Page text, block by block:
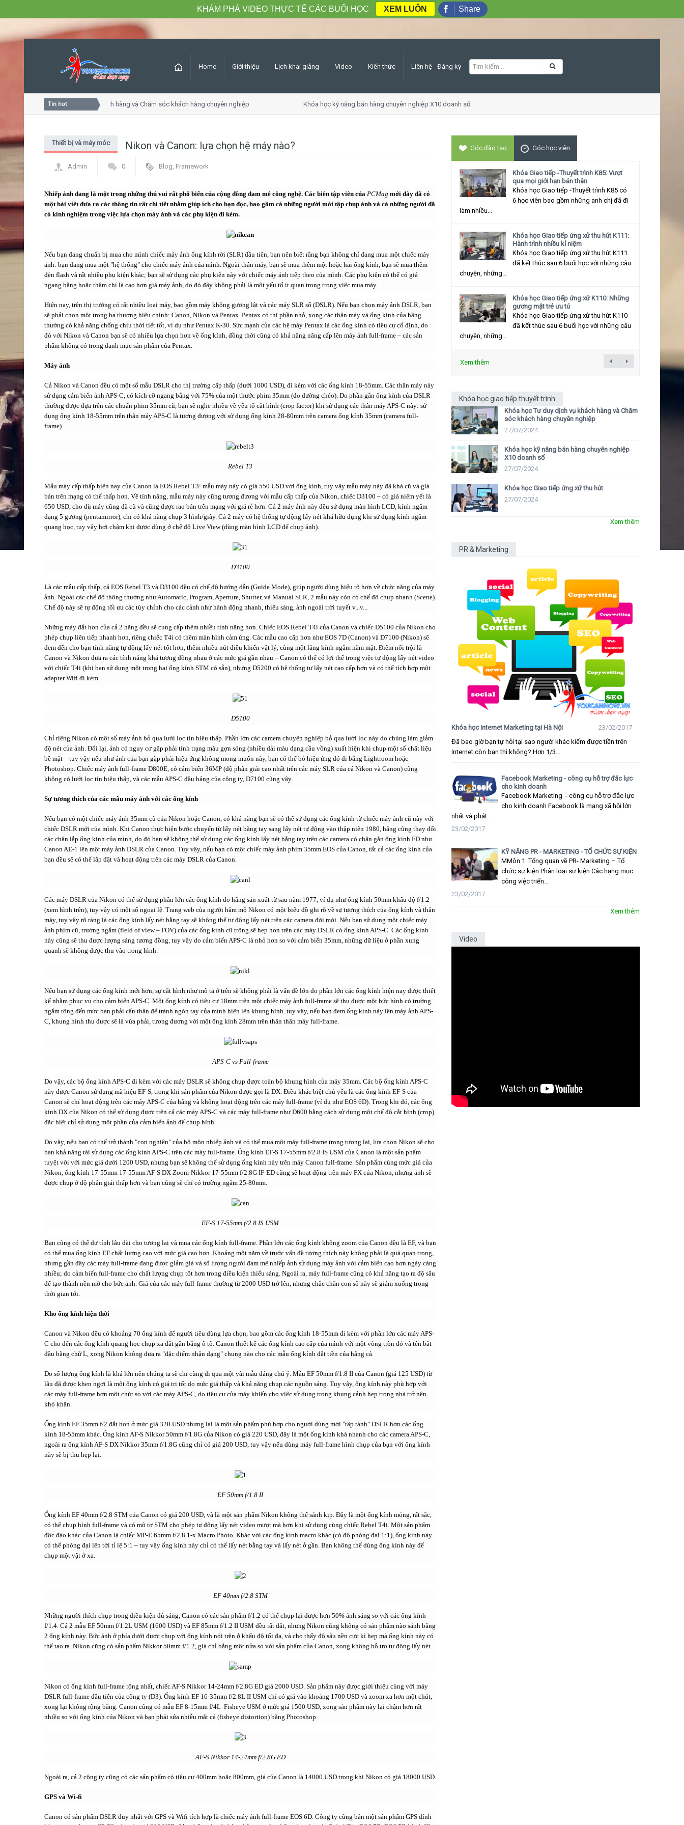
Home Giới thiệu Lịch khai giảng Video Kiến thức Liên hệ - Đăng ký
Tin hot
Khóa học Tư duy dịch vụ khách hàng và Chăm sóc khách hàng chuyên nghiệp Khóa học kỹ năng bán hàng chuyên nghiệp X10 doanh số
Nikon và Canon: lựa chọn hệ máy nào?
Thiết bị và máy móc
Admin 0 Blog, Framework
Nhiếp ảnh đang là một trong những thú vui rất phổ biến của cộng đồng đam mê công nghệ. Các biên tập viên của PCMag mới đây đã có
một bài viết đưa ra các thông tin rất chi tiết nhằm giúp ích cho bạn đọc, bao gồm cả những người mới tập chụp ảnh và cả những người đã
có kinh nghiệm trong việc lựa chọn máy ảnh và các phụ kiện đi kèm.
Nếu bạn đang chuẩn bị mua cho mình chiếc máy ảnh ống kính rời (SLR) đầu tiên, bạn nên biết rằng bạn không chỉ đang mua một chiếc máy
ảnh: bạn đang mua một "hệ thống" cho chiếc máy ảnh của mình. Ngoài thân máy, bạn sẽ mua thêm một hoặc hai ống kính, bạn sẽ mua thêm
đèn flash và rất nhiều phụ kiện khác; bạn sẽ sử dụng các phụ kiện này với chiếc máy ảnh tiếp theo của mình. Các phụ kiện có thể có giá
ngang bằng hoặc thậm chí là cao hơn giá máy ảnh, do đó đây không phải là một yếu tố ít quan trọng trong việc mua máy.
Hiện nay, trên thị trường có rất nhiều loại máy, bao gồm máy không gương lật và các máy SLR số (DSLR). Nếu bạn chọn máy ảnh DSLR, bạn
sẽ phải chọn môt trong ba thương hiệu chính: Canon, Nikon và Pentax. Pentax có thị phần nhỏ, xong các thân máy và ống kính của hãng
thường có khả năng chống chịu thời tiết tốt, ví dụ như Pentax K-30. Sức mạnh của các hệ máy Pentax là các ống kính có tiêu cự cố định, do
đó với Nikon và Canon bạn sẽ có nhiều lựa chọn hơn về ống kính, đồng thời cũng có khả năng nâng cấp lên máy ảnh full-frame – các sản
phẩm không có trong danh mục sản phẩm của Pentax.
Máy ảnh
Cả Nikon và Canon đều có một số mẫu DSLR cho thị trường cấp thấp (dưới 1000 USD), đi kèm với các ống kính 18-55mm. Các thân máy này
sử dụng cảm biến ảnh APS-C, có kích cỡ ngang bằng với 75% của một thước phim 35mm (đo đường chéo). Do phần gắn ống kính của DSLR
thường được dựa trên các chuẩn phim 35mm cũ, bạn sẽ nghe nhiều về yếu tố cắt hình (crop factor) khi sử dụng các thân máy APS-C này: sử
dụng ống kính 18-55mm trên thân máy APS-C là tương đương với sử dụng ống kính 28-80mm trên camera ống kính 35mm (camera full-
frame).
Rebel T3
Mẫu máy cấp thấp hiện nay của Canon là EOS Rebel T3: mẫu máy này có giá 550 USD với ống kính, tuy vậy mẫu máy này đã khá cũ và giá
bán trên mạng có thể thấp hơn. Về tính năng, mẫu máy này cũng tương đương với mẫu cấp thấp của Nikon, chiếc D3100 – có giá niêm yết là
650 USD, cho dù máy cũng đã cũ và cũng được rao bán trên mạng với giá rẻ hơn. Cả 2 máy ảnh này đều sử dụng màn hình LCD, kính ngắm
dạng 5 gương (pentamirror), chỉ có khả năng chụp 3 hình/giây. Cả 2 máy có hệ thống tự động lấy nét khá hữu dụng khi sử dụng kính ngắm
quang học, tuy vậy hơi chậm khi được dùng ở chế độ Live View (dùng màn hình LCD để chụp ảnh).
D3100
Là các mẫu cấp thấp, cả EOS Rebel T3 và D3100 đều có chế độ hướng dẫn (Guide Mode), giúp người dùng hiểu rõ hơn về chức năng của máy
ảnh. Ngoài các chế độ thông thường như Automatic, Program, Aperture, Shutter, và Manual SLR, 2 mẫu này còn có chế độ chụp nhanh (Scene).
Chế độ này sẽ tự động tối ưu các tùy chỉnh cho các cảnh như hành động nhanh, thiếu sáng, ảnh ngoài trời tuyết v...v...
Những máy đắt hơn của cả 2 hãng đều sẽ cung cấp thêm nhiều tính năng hơn. Chiếc EOS Rebel T4i của Canon và chiếc D5100 của Nikon cho
phép chụp liên tiếp nhanh hơn, riêng chiếc T4i có thêm màn hình cảm ứng. Các mẫu cao cấp hơn như EOS 7D (Canon) và D7100 (Nikon) sẽ
đem đến cho bạn tính năng tự động lấy nét tốt hơn, thêm nhiều nút điều khiển vật lý, cùng một lăng kính ngắm năm mặt. Điểm nổi trội là
Canon và Nikon đưa ra các tính năng khá tương đồng nhau ở các mức giá gần nhau – Canon có thể có lợi thế trong việc tự động lấy nét video
với chiếc T4i (khi bạn sử dụng một trong hai ống kính STM có sẵn), nhưng D5200 có hệ thống tự lấy nét cao cấp hơn và có thể tích hợp một
adapter Wifi đi kèm.
D5100
Chỉ riêng Nikon có một số máy ảnh bỏ qua lưới lọc tín hiệu thấp. Phần lớn các camera chuyên nghiệp bỏ qua lưới lọc này do chúng làm giảm
độ nét của ảnh. Đổi lại, ảnh có nguy cơ gặp phải tính trạng màu gợn sóng (nhiều dải màu dạng cầu vồng) xuất hiện khi chụp một số chất liệu
bề mặt – tuy vậy nếu như ảnh của bạn gặp phải hiệu ứng không mong muốn này, bạn có thể bỏ hiệu ứng đó đi bằng Lightroom hoặc
Photoshop. Chiếc máy ảnh full-frame D800E, có cảm biến 36MP (độ phân giải cao nhất trên các máy SLR của cả Nikon và Canon) cũng
không có lưới lọc tín hiệu thấp, và các mẫu APS-C đầu bảng của công ty, D7100 cũng vậy.
Sự tương thích của các mẫu máy ảnh với các ống kính
Nếu bạn có một chiếc máy ảnh 35mm cũ của Nikon hoặc Canon, có khả năng bạn sẽ có thể sử dụng các ống kính từ chiếc máy ảnh cũ này với
chiếc DSLR mới của mình. Khi Canon thực hiện bước chuyển từ lấy nét bằng tay sang lấy nét tự động vào thập niên 1980, hãng cũng thay đổi
các chân lắp ống kính của mình, do đó bạn sẽ không thể sử dụng các ống kính lấy nét bằng tay trên các camera có chân gắn ống kính FD như
Canon AE-1 lên một máy ảnh DSLR của Canon. Tuy vậy, nếu bạn có một chiếc máy ảnh phim 35mm EOS của Canon, tất cả các ống kính của
bạn đều sẽ có thể lắp đặt và hoạt động trên các máy DSLR của Canon.
Các máy DSLR của Nikon có thể sử dụng phần lớn các ống kính do hãng sản xuất từ sau năm 1977, ví dụ như ống kính 50mm khẩu độ f/1.2
(xem hình trên), tuy vậy có một số ngoại lệ. Trang web của người hâm mộ Nikon có một biểu đồ ghi rõ về sự tương thích của ống kính và thân
máy, tuy vậy rõ ràng là các ống kính lấy nét bằng tay sẽ không thể tự động lấy nét trên các camera đời mới. Nếu bạn sử dụng một chiếc máy
ảnh phim cũ, trường ngắm (field of view – FOV) của các ống kính cũ trông sẽ hẹp hơn trên các máy DSLR có ống kính APS-C. Các ống kính
này cũng sẽ thu được lượng sáng tương đồng, tuy vậy do cảm biến APS-C là nhỏ hơn so với cảm biến 35mm, những dữ liệu ở phần xung
quanh sẽ không được thu vào trong hình.
Nếu bạn sử dụng các ống kính mới hơn, sự cắt hình như mô tả ở trên sẽ không phải là vấn đề lớn do phần lớn các ống kính hiện nay được thiết
kế nhằm phục vụ cho cảm biến APS-C. Một ống kính có tiêu cự 18mm trên một chiếc máy ảnh full-frame sẽ thu được một bức hình có trường
ngắm rộng đến mức bạn phải cẩn thận để tránh ngón tay của mình hiện lên khung hình. tuy vậy, nếu bạn đem ống kính này lên máy ảnh APS-
C, khung hình thu được sẽ là vừa phải, tương đương với một ống kính 28mm trên thân thân máy full-frame.
APS-C vs Full-frame
Do vậy, các bộ ống kính APS-C đi kèm với các máy DSLR sẽ không chụp được toàn bộ khung hình của máy 35mm. Các bộ ống kính APS-C
này được Canon sử dụng mã hiệu EF-S, trong khi sản phẩm của Nikon được gọi là DX. Điều khác biệt chủ yếu là các ống kính EF-S của
Canon sẽ chỉ hoạt động trên các máy APS-C của hãng và không hoạt động trên các máy full-frame (ví dụ như EOS 6D). Trong khi đó, các ống
kính DX của Nikon có thể sử dụng được trên cả các máy APS-C và các máy full-frame như D600 bằng cách sử dụng một chế độ cắt hình (crop)
đặc biệt chỉ sử dụng một phần của cảm biến ảnh để chụp hình.
Do vậy, nếu bạn có thể trở thành "con nghiện" của bộ môn nhiếp ảnh và có thể mua một máy full-frame trong tương lai, lựa chọn Nikon sẽ cho
bạn khả năng tái sử dụng các ống kính APS-C trên các máy full-frame. Ống kính EF-S 17-55mm f/2.8 IS USM của Canon là một sản phẩm
tuyệt vời với mức giá dưới 1200 USD, nhưng bạn sẽ không thể sử dụng ống kính này trên máy Canon full-frame. Sản phẩm cùng mức giá của
Nikon, ống kính 17-55mm 17-55mm AF-S DX Zoom-Nikkor 17-55mm f/2.8G IF-ED cũng sẽ hoạt động trên máy FX của Nikon, nhưng ảnh sẽ
được chụp ở độ phân giải thấp hơn và bạn cũng sẽ chỉ có trường ngắm 25-80mm.
EF-S 17-55mm f/2.8 IS USM
Bạn cũng có thể dự tính lâu dài cho tương lai và mua các ống kính full-frame. Phần lớn các ống kính không zoom của Canon đều là EF, và bạn
có thể mua ống kính EF chất lượng cao với mức giá cao hơn. Khoảng một năm về trước vấn đề tương thích này không phải là quá quan trọng,
nhưng gần đây các máy full-frame đang được giảm giá và số lượng người đam mê nhiếp ảnh sử dụng máy ảnh với cảm biến cao hơn ngày càng
nhiều; do cảm biến full-frame cho chất lượng chụp tốt hơn trong điều kiện thiếu sáng. Ngoài ra, máy full-frame cũng có khả năng tạo ra độ sâu
để tạo thành nền mờ cho bức ảnh. Giá của các máy full-frame thường từ 2000 USD trở lên, nhưng chắc chắn con số này sẽ giảm xuống trong
thời gian tới.
Kho ống kính hiện thời
Canon và Nikon đều có khoảng 70 ống kính để người tiêu dùng lựa chọn, bao gồm các ống kính 18-55mm đi kèm với phần lớn các máy APS-
C cho đến các ống kính quang học chụp xa đắt gần bằng ô tô. Canon thiết kế các ống kính cao cấp của mình với một vòng tròn đỏ và tên bắt
đầu bằng chữ L, xong Nikon không đưa ra "đặc điểm nhận dạng" chung nào cho các mẫu ống kính đắt tiền của hãng cả.
Do số lượng ống kính là khá lớn nên chúng ta sẽ chỉ cùng đi qua một vài mẫu đáng chú ý. Mẫu EF 50mm f/1.8 II của Canon (giá 125 USD) từ
lâu đã được khen ngợi là một ống kính có giá trị tốt do mức giá thấp và khả năng chụp các nguồn sáng. Tuy vậy, ống kính này phù hợp với
các máy full-frame hơn một chút so với các máy APS-C, do tiêu cự của máy khiến cho việc sử dụng trong khung cảnh hẹp trong nhà trở nên
khó khăn.
Ống kính EF 35mm f/2 đắt hơn ở mức giá 320 USD nhưng lại là một sản phẩm phù hợp cho người dùng mới "tập tành" DSLR hơn các ống
kính 18-55mm khác. Ống kính AF-S Nikkor 50mm f/1.8G của Nikon có giá 220 USD, đây là một ống kính khá nhanh cho các camera APS-C,
ngoài ra ống kính AF-S DX Nikkor 35mm f/1.8G cũng chỉ có giá 200 USD, tuy vậy nếu dùng máy full-frame hình chụp của bạn với ống kính
này sẽ bị thu hẹp lại.
EF 50mm f/1.8 II
Ống kính EF 40mm f/2.8 STM của Canon có giá 200 USD, và là một sản phẩm Nikon không thể sánh kịp. Đây là một ống kính mỏng, rất sắc,
có thể chụp hình full-frame và có mô tơ STM cho phép tự động lấy nét video mượt mà hơn khi sử dụng cùng chiếc Rebel T4i. Một sản phẩm
độc đáo khác của Canon là chiếc MP-E 65mm f/2.8 1-x Macro Photo. Khác với các ống kính macro khác (có độ phóng đại 1:1), ống kính này
có thể phóng đại lên tới tỉ lệ 5:1 – tuy vậy ống kính này chỉ có thể lấy nét bằng tay và lấy nét ở gần. Bạn không thể dùng ống kính này để
chụp một vật ở xa.
EF 40mm f/2.8 STM
Những người thích chụp trong điều kiện đủ sáng, Canon có các sản phẩm f/1.2 có thể chụp lại được hơn 50% ánh sáng so với các ống kính
f/1.4. Cả 2 mẫu EF 50mm f/1.2L USM (1600 USD) và EF 85mm f/1.2 II USM đều rất đắt, nhưng Nikon cũng không có sản phẩm nào sánh bằng
2 ống kính này. Bức ảnh ở phía dưới được chụp với ống kính nói trên ở khẩu độ tối đa, và cho thấy độ sâu nền cực kì hẹp mà ống kính này có
thể tạo ra. Nikon cũng có sản phẩm Nikkor 50mm f/1.2, giá chỉ bằng một nửa so với sản phẩm của Canon, xong không hỗ trợ tự động lấy nét.
Nikon có ống kính full-frame rộng nhất, chiếc AF-S Nikkor 14-24mm f/2.8G ED giá 2000 USD. Sản phẩm này được giới thiệu cùng với máy
DSLR full-frame đầu tiên của công ty (D3). Ống kính EF 16-35mm f/2.8L II USM chỉ có giá vào khoảng 1700 USD và zoom xa hơn một chút,
xong lại không rộng bằng. Canon cũng có mẫu EF 8-15mm f/4L Fisheye USM ở mức giá 1500 USD, xong sản phẩm này lại chậm hơn rất
nhiều so với ống kính của Nikon và bạn phải sửa nhiễu mắt cá (fisheye distortion) bằng Photoshop.
AF-S Nikkor 14-24mm f/2.8G ED
Ngoài ra, cả 2 công ty cũng có các sản phẩm có tiêu cự 400mm hoặc 800mm, giá của Canon là 14000 USD trong khi Nikon có giá 18000 USD.
GPS và Wi-fi
Canon có sản phẩm DSLR duy nhất với GPS và Wifi tích hợp là chiếc máy ảnh full-frame EOS 6D. Công ty cũng bán một sản phẩm GPS đính
Góc đào tạo Góc học viên
Khóa Giao tiếp -Thuyết trình K85: Vượt
qua mọi giới hạn bản thân
Khóa học Giao tiếp -Thuyết trình K85 có
6 học viên bao gồm những anh chị đã đi
làm nhiều...
Khóa học Giao tiếp ứng xử thu hút K111:
Hành trình nhiều kỉ niệm
Khóa học Giao tiếp ứng xử thu hút K111
đã kết thúc sau 6 buổi học với những câu
chuyện, những...
Khóa học Giao tiếp ứng xử K110: Những
gương mặt trẻ ưu tú
Khóa học Giao tiếp ứng xử thu hút K110
đã kết thúc sau 6 buổi học với những câu
chuyện, những...
Xem thêm
Khóa học giao tiếp thuyết trình
Khóa học Tư duy dịch vụ khách hàng và Chăm
sóc khách hàng chuyên nghiệp
27/07/2024
Khóa học kỹ năng bán hàng chuyên nghiệp
X10 doanh số
27/07/2024
Khóa học Giao tiếp ứng xử thu hút
27/07/2024
Xem thêm
PR & Marketing
Khóa học Internet Marketing tại Hà Nội
23/02/2017
Đã bao giờ bạn tự hỏi tại sao người khác kiếm được tiền trên
Internet còn bạn thì không? Hơn 1/3...
Facebook Marketing - công cụ hỗ trợ đắc lực
cho kinh doanh
Facebook Marketing - công cụ hỗ trợ đắc lực
cho kinh doanh Facebook là mạng xã hội lớn
nhất và phát...
23/02/2017
KỸ NĂNG PR - MARKETING - TỔ CHỨC SỰ KIỆN
MMôn 1: Tổng quan về PR- Marketing – Tổ
chức sự kiện Phân loại sự kiện Các hạng mục
công việc triển...
23/02/2017
Xem thêm
Video
KHÁM PHÁ VIDEO THỰC TẾ CÁC BUỔI HỌC XEM LUÔN Share